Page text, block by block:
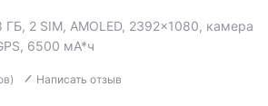
2 SIM, AMOLED, 2392x1080, камера
6500 мА*ч
Написать отзыв